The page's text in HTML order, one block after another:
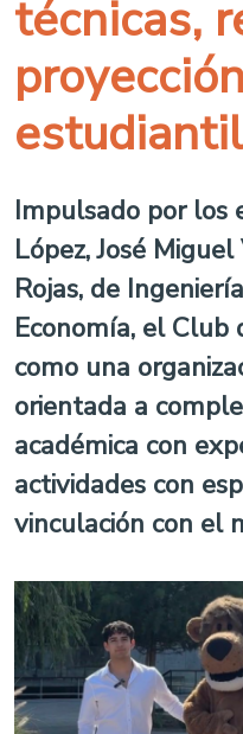
técnicas,
estudiantil
Impulsado por los
López, José
Rojas, de
Economía, el Club
como una
orientada a
académica con
actividades con
vinculación con el